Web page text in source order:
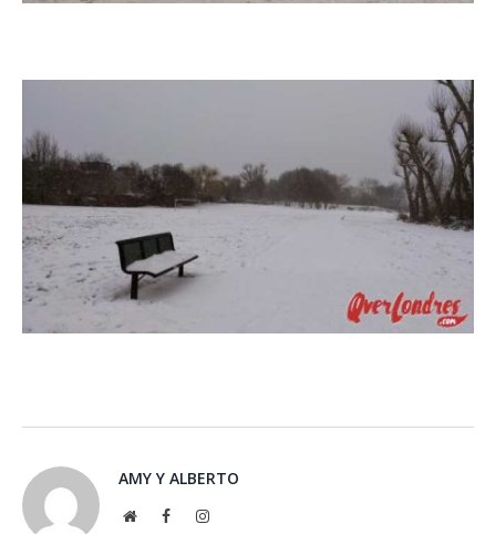
AMY Y ALBERTO
WebsiteFacebookInstagram